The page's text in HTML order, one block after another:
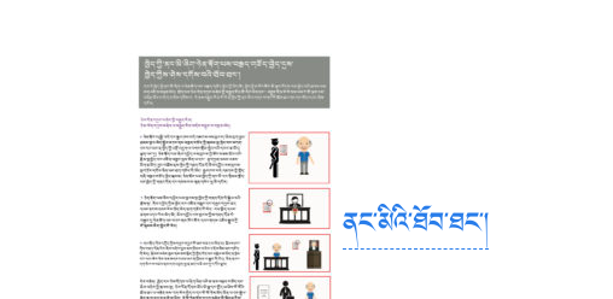
ནང་མིའི་ཐོབ་ཐང་།